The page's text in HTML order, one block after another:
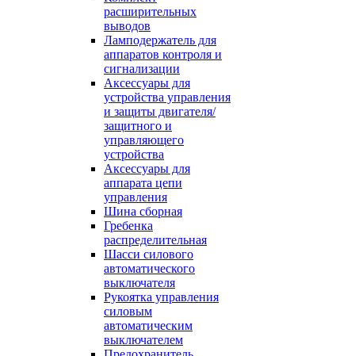
расширительных
выводов
Ламподержатель для
аппаратов контроля и
сигнализации
Аксессуары для
устройства управления
и защиты двигателя/
защитного и
управляющего
устройства
Аксессуары для
аппарата цепи
управления
Шина сборная
Гребенка
распределительная
Шасси силового
автоматического
выключателя
Рукоятка управления
силовым
автоматическим
выключателем